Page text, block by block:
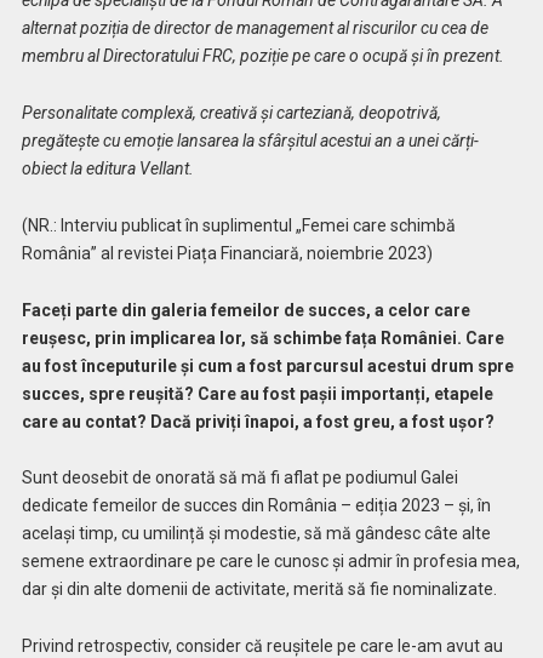
alternat poziția de director de management al riscurilor cu cea de
membru al Directoratului FRC, poziție pe care o ocupă și în prezent.
Personalitate complexă, creativă și carteziană, deopotrivă,
pregătește cu emoție lansarea la sfârșitul acestui an a unei cărți-
obiect la editura Vellant.
(NR.: Interviu publicat în suplimentul „Femei care schimbă
România” al revistei Piața Financiară, noiembrie 2023)
Faceți parte din galeria femeilor de succes, a celor care
reușesc, prin implicarea lor, să schimbe fața României. Care
au fost începuturile și cum a fost parcursul acestui drum spre
succes, spre reușită? Care au fost pașii importanți, etapele
care au contat? Dacă priviți înapoi, a fost greu, a fost ușor?
Sunt deosebit de onorată să mă fi aflat pe podiumul Galei
dedicate femeilor de succes din România – ediția 2023 – și, în
același timp, cu umilință și modestie, să mă gândesc câte alte
semene extraordinare pe care le cunosc și admir în profesia mea,
dar și din alte domenii de activitate, merită să fie nominalizate.
Privind retrospectiv, consider că reușitele pe care le-am avut au